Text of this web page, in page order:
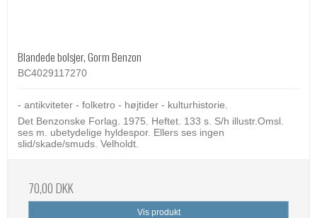
Blandede bolsjer, Gorm Benzon
BC4029117270
- antikviteter - folketro - højtider - kulturhistorie.
Det Benzonske Forlag. 1975. Heftet. 133 s. S/h illustr.Omsl.
ses m. ubetydelige hyldespor. Ellers ses ingen
slid/skade/smuds. Velholdt.
70,00 DKK
Vis produkt